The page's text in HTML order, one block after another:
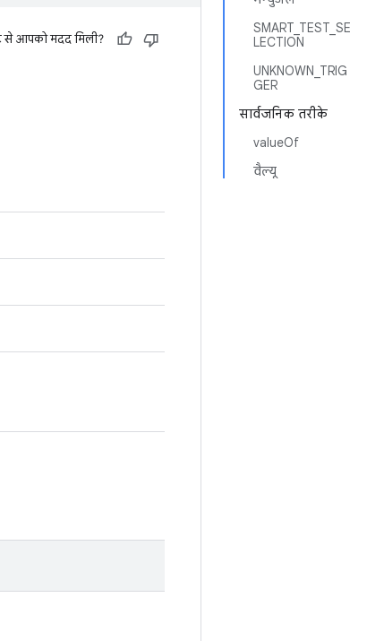
SMART_TEST_SE
LECTION
UNKNOWN_TRIG
GER
सार्वजनिक तरीके
valueOf
वैल्यू
से आपको मदद मिली?